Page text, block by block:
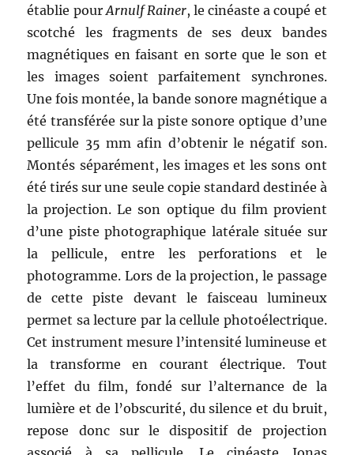
établie pourArnulf Rainer, le cinéaste a coupé et
scotché les fragments de ses deux bandes
magnétiques en faisant en sorte que le son et
les images soient parfaitement synchrones.
Une fois montée, la bande sonore magnétique a
été transférée sur la piste sonore optique d’une
pellicule 35 mm afin d’obtenir le négatif son.
Montés séparément, les images et les sons ont
été tirés sur une seule copie standard destinée à
la projection. Le son optique du film provient
d’une piste photographique latérale située sur
la pellicule, entre les perforations et le
photogramme. Lors de la projection, le passage
de cette piste devant le faisceau lumineux
permet sa lecture par la cellule photoélectrique.
Cet instrument mesure l’intensité lumineuse et
la transforme en courant électrique. Tout
l’effet du film, fondé sur l’alternance de la
lumière et de l’obscurité, du silence et du bruit,
repose donc sur le dispositif de projection